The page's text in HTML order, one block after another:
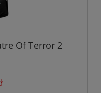
Of Terror 2